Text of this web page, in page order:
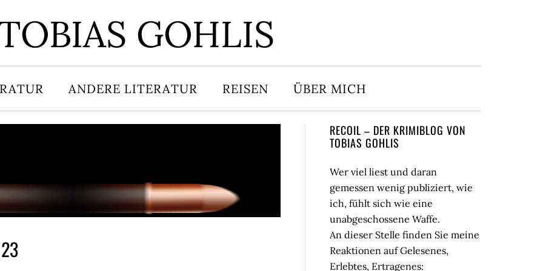
GOHLIS
ANDERE LITERATUR REISEN ÜBER MICH
Seitenspalte
RECOIL – DER KRIMIBLOG VON
TOBIAS GOHLIS
Wer viel liest und daran
gemessen wenig publiziert, wie
ich, fühlt sich wie eine
unabgeschossene Waffe.
An dieser Stelle finden Sie meine
Reaktionen auf Gelesenes,
Erlebtes, Ertragenes: